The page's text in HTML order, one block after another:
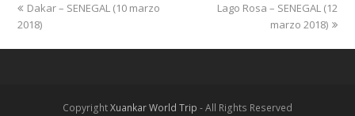
previous
post:
Dakar – SENEGAL (10 marzo
2018)
next
Lago Rosa – SENEGAL (12
marzo 2018)
CopyrightXuankar World Trip - All Rights Reserved